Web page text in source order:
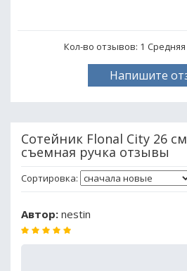
Кол-во отзывов: 1
Напишите
Сотейник Flonal City 26
съемная ручка отзывы
Сортировка:
Автор: nestin